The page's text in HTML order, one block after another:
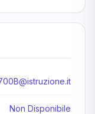
Non Disponibile